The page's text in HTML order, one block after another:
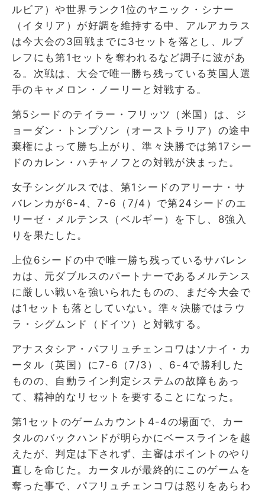
ルビア）や世界ランク1位のヤニック・シナー
（イタリア）が好調を維持する中、アルアカラス
は今大会の3回戦までに3セットを落とし、ルブ
レフにも第1セットを奪われるなど調子に波があ
る。次戦は、大会で唯一勝ち残っている英国人選
手のキャメロン・ノーリーと対戦する。
第5シードのテイラー・フリッツ（米国）は、ジ
ョーダン・トンプソン（オーストラリア）の途中
棄権によって勝ち上がり、準々決勝では第17シー
ドのカレン・ハチャノフとの対戦が決まった。
女子シングルスでは、第1シードのアリーナ・サ
バレンカが6-4、7-6（7/4）で第24シードのエ
リーゼ・メルテンス（ベルギー）を下し、8強入
りを果たした。
上位6シードの中で唯一勝ち残っているサバレン
カは、元ダブルスのパートナーであるメルテンス
に厳しい戦いを強いられたものの、まだ今大会で
は1セットも落としていない。準々決勝ではラウ
ラ・シグムンド（ドイツ）と対戦する。
アナスタシア・パフリュチェンコワはソナイ・カ
ータル（英国）に7-6（7/3）、6-4で勝利した
ものの、自動ライン判定システムの故障もあっ
て、精神的なリセットを要することになった。
第1セットのゲームカウント4-4の場面で、カー
タルのバックハンドが明らかにベースラインを越
えたが、判定は下されず、主審はポイントのやり
直しを命じた。カータルが最終的にこのゲームを
奪った事で、パフリュチェンコワは怒りをあらわ